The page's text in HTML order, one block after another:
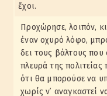
ἔχοι.
Προχώρησε, λοιπόν,
έναν οχυρό λόφο,
δει τους βάλτους που
πλευρά της
ότι θα μπορούσε να
χωρίς ν᾽ αναγκαστεί